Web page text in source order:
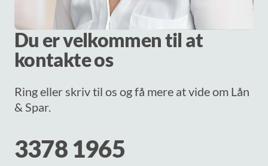
Du er velkommen til at
kontakte os
Ring eller skriv til os og få mere at vide om Lån
& Spar.
3378 1965